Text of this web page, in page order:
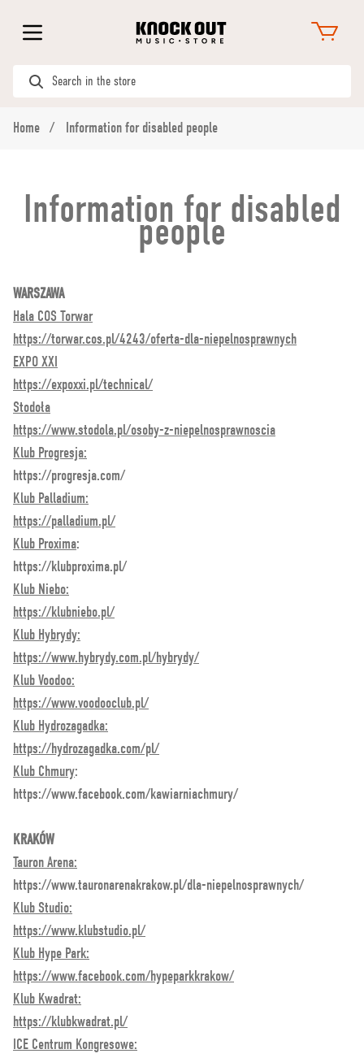
Home Information for disabled people
Information for disabled
people
WARSZAWA
Hala COS Torwar
https://torwar.cos.pl/4243/oferta-dla-niepelnosprawnych
EXPO XXI
https://expoxxi.pl/technical/
Stodoła
https://www.stodola.pl/osoby-z-niepelnosprawnoscia
Klub Progresja:
https://progresja.com/
Klub Palladium:
https://palladium.pl/
Klub Proxima:
https://klubproxima.pl/
Klub Niebo:
https://klubniebo.pl/
Klub Hybrydy:
https://www.hybrydy.com.pl/hybrydy/
Klub Voodoo:
https://www.voodooclub.pl/
Klub Hydrozagadka:
https://hydrozagadka.com/pl/
Klub Chmury:
https://www.facebook.com/kawiarniachmury/
KRAKÓW
Tauron Arena:
https://www.tauronarenakrakow.pl/dla-niepelnosprawnych/
Klub Studio:
https://www.klubstudio.pl/
Klub Hype Park:
https://www.facebook.com/hypeparkkrakow/
Klub Kwadrat:
https://klubkwadrat.pl/
ICE Centrum Kongresowe: